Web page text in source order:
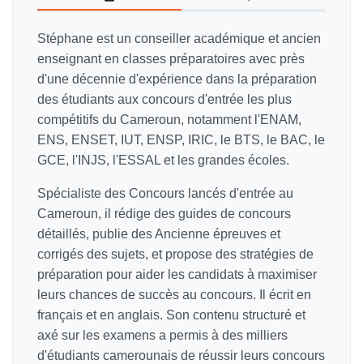
Stéphane est un conseiller académique et ancien
enseignant en classes préparatoires avec près
d'une décennie d'expérience dans la préparation
des étudiants aux concours d'entrée les plus
compétitifs du Cameroun, notamment l'ENAM,
ENS, ENSET, IUT, ENSP, IRIC, le BTS, le BAC, le
GCE, l'INJS, l'ESSAL et les grandes écoles.
Spécialiste des Concours lancés d'entrée au
Cameroun, il rédige des guides de concours
détaillés, publie des Ancienne épreuves et
corrigés des sujets, et propose des stratégies de
préparation pour aider les candidats à maximiser
leurs chances de succès au concours. Il écrit en
français et en anglais. Son contenu structuré et
axé sur les examens a permis à des milliers
d'étudiants camerounais de réussir leurs concours